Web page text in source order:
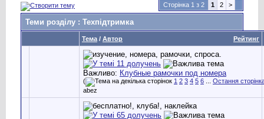
Сторінка 1 з 2
1 2 >
Теми розділу : Техпідтримка
Рейтинг
Тема / Автор
Важливо: Клубные рамочки под номера
( 1 2 3 4 5 6
Остання
abez